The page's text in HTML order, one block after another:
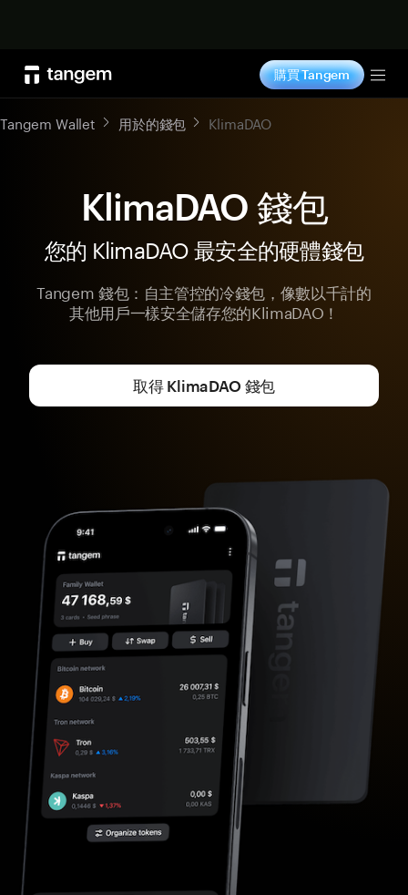
購買 Tangem
Tangem Wallet 用於的錢包 KlimaDAO
KlimaDAO 錢包
您的 KlimaDAO 最安全的硬體錢包
Tangem 錢包：自主管控的冷錢包，像數以千計的
其他用戶一樣安全儲存您的KlimaDAO！
取得 KlimaDAO 錢包